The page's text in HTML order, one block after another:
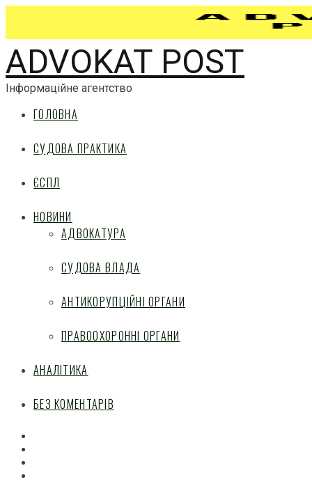
ADVOKAT POST
Інформаційне агентство
ГОЛОВНА
СУДОВА ПРАКТИКА
ЄСПЛ
НОВИНИ
АДВОКАТУРА
СУДОВА ВЛАДА
АНТИКОРУПЦІЙНІ ОРГАНИ
ПРАВООХОРОННІ ОРГАНИ
АНАЛІТИКА
БЕЗ КОМЕНТАРІВ